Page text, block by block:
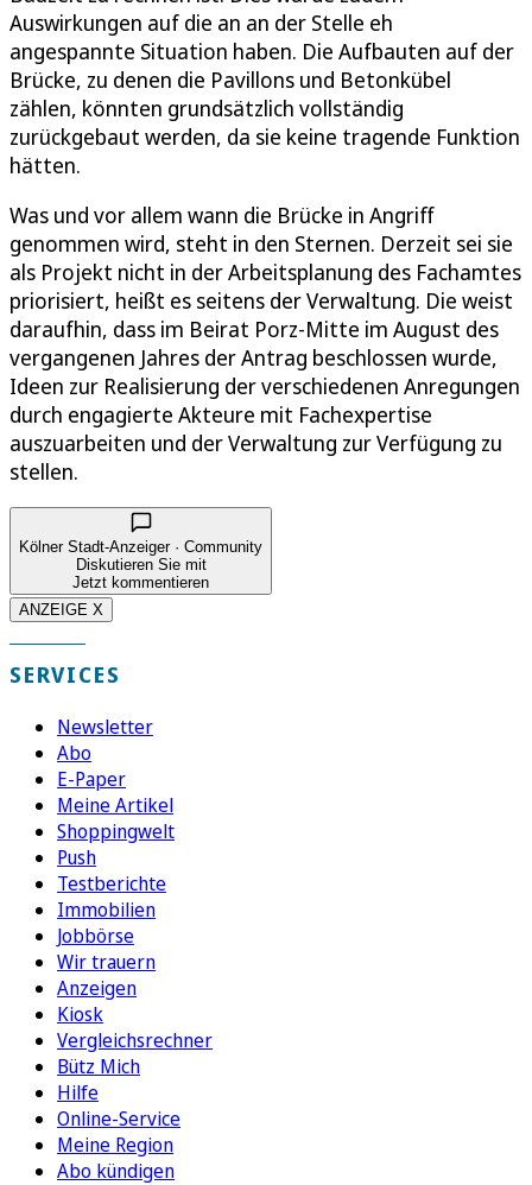
Auswirkungen auf die an an der Stelle eh
angespannte Situation haben. Die Aufbauten auf der
Brücke, zu denen die Pavillons und Betonkübel
zählen, könnten grundsätzlich vollständig
zurückgebaut werden, da sie keine tragende Funktion
hätten.
Was und vor allem wann die Brücke in Angriff
genommen wird, steht in den Sternen. Derzeit sei sie
als Projekt nicht in der Arbeitsplanung des Fachamtes
priorisiert, heißt es seitens der Verwaltung. Die weist
daraufhin, dass im Beirat Porz-Mitte im August des
vergangenen Jahres der Antrag beschlossen wurde,
Ideen zur Realisierung der verschiedenen Anregungen
durch engagierte Akteure mit Fachexpertise
auszuarbeiten und der Verwaltung zur Verfügung zu
stellen.
Kölner Stadt-Anzeiger · Community
Diskutieren Sie mit
Jetzt kommentieren
ANZEIGE X
SERVICES
Newsletter
Abo
E-Paper
Meine Artikel
Shoppingwelt
Push
Testberichte
Immobilien
Jobbörse
Wir trauern
Anzeigen
Kiosk
Vergleichsrechner
Bütz Mich
Hilfe
Online-Service
Meine Region
Abo kündigen